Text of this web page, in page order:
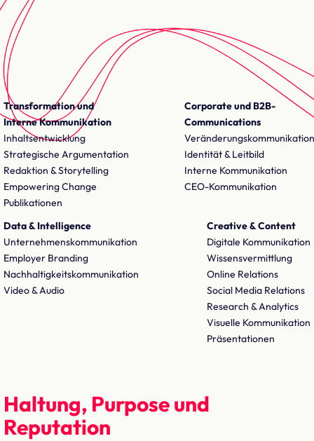
Transformation und
Interne Kommunikation
Inhaltsentwicklung
Strategische Argumentation
Redaktion & Storytelling
Empowering Change
Publikationen
Corporate und B2B-
Communications
Veränderungskommunikation
Identität & Leitbild
Interne Kommunikation
CEO-Kommunikation
Data & Intelligence
Unternehmenskommunikation
Employer Branding
Nachhaltigkeitskommunikation
Video & Audio
Creative & Content
Digitale Kommunikation
Wissensvermittlung
Online Relations
Social Media Relations
Research & Analytics
Visuelle Kommunikation
Präsentationen
Haltung, Purpose und
Reputation